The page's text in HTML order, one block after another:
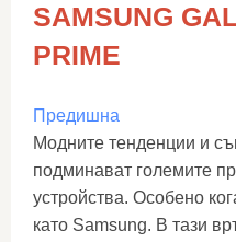
SAMSUNG
PRIME
Предишна
Модните тенденции и
подминават големите
устройства. Особено
като Samsung. В тази